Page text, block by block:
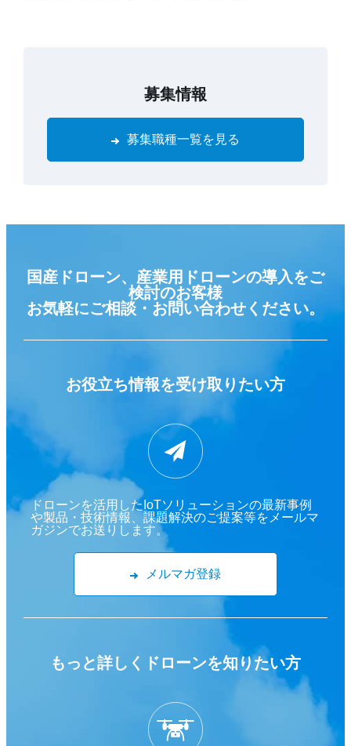
募集情報
募集職種一覧を見る
国産ドローン、産業用ドローンの導入をご
検討のお客様
お気軽にご相談・お問い合わせください。
お役立ち情報を受け取りたい方
ドローンを活用したIoTソリューションの最新事例
や製品・技術情報、課題解決のご提案等をメールマ
ガジンでお送りします。
メルマガ登録
もっと詳しくドローンを知りたい方